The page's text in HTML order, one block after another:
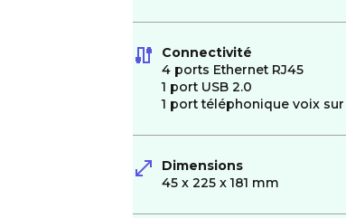
Connectivité
4 ports Ethernet RJ45
1 port USB 2.0
1 port téléphonique voix sur
Dimensions
45 x 225 x 181 mm